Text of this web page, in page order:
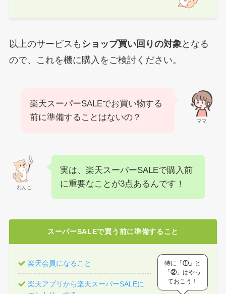
以上のサービスも ショップ買い回りの対象となる
ので、これを機に購入をご検討ください。
ママ
楽天スーパーSALEでお買い物する
前に準備することはないの？
わんこ
実は、楽天スーパーSALEで購入前
に重要なことが3点あるんです！
スーパーSALEで買う前に準備すること
楽天会員になること
楽天アプリから楽天スーパーSALEに
特に「①」 と
「② 」はやっ
ておこう！